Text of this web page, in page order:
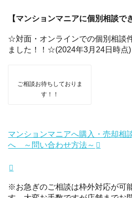
【マンションマニアに個別相談で
☆対面・オンラインでの個別相談
ました！！☆(2024年3月24日時点)
ご相談お待ちしておりま
す！！
マンションマニアへ購入・売却相
へ ～問い合わせ方法～
※お急ぎのご相談は枠外対応が可